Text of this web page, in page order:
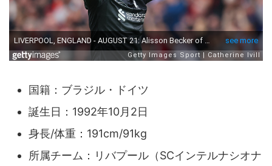
国籍：ブラジル・ドイツ
誕生日：1992年10月2日
身長/体重：191cm/91kg
所属チーム：リバプール（SCインテルナシオナ